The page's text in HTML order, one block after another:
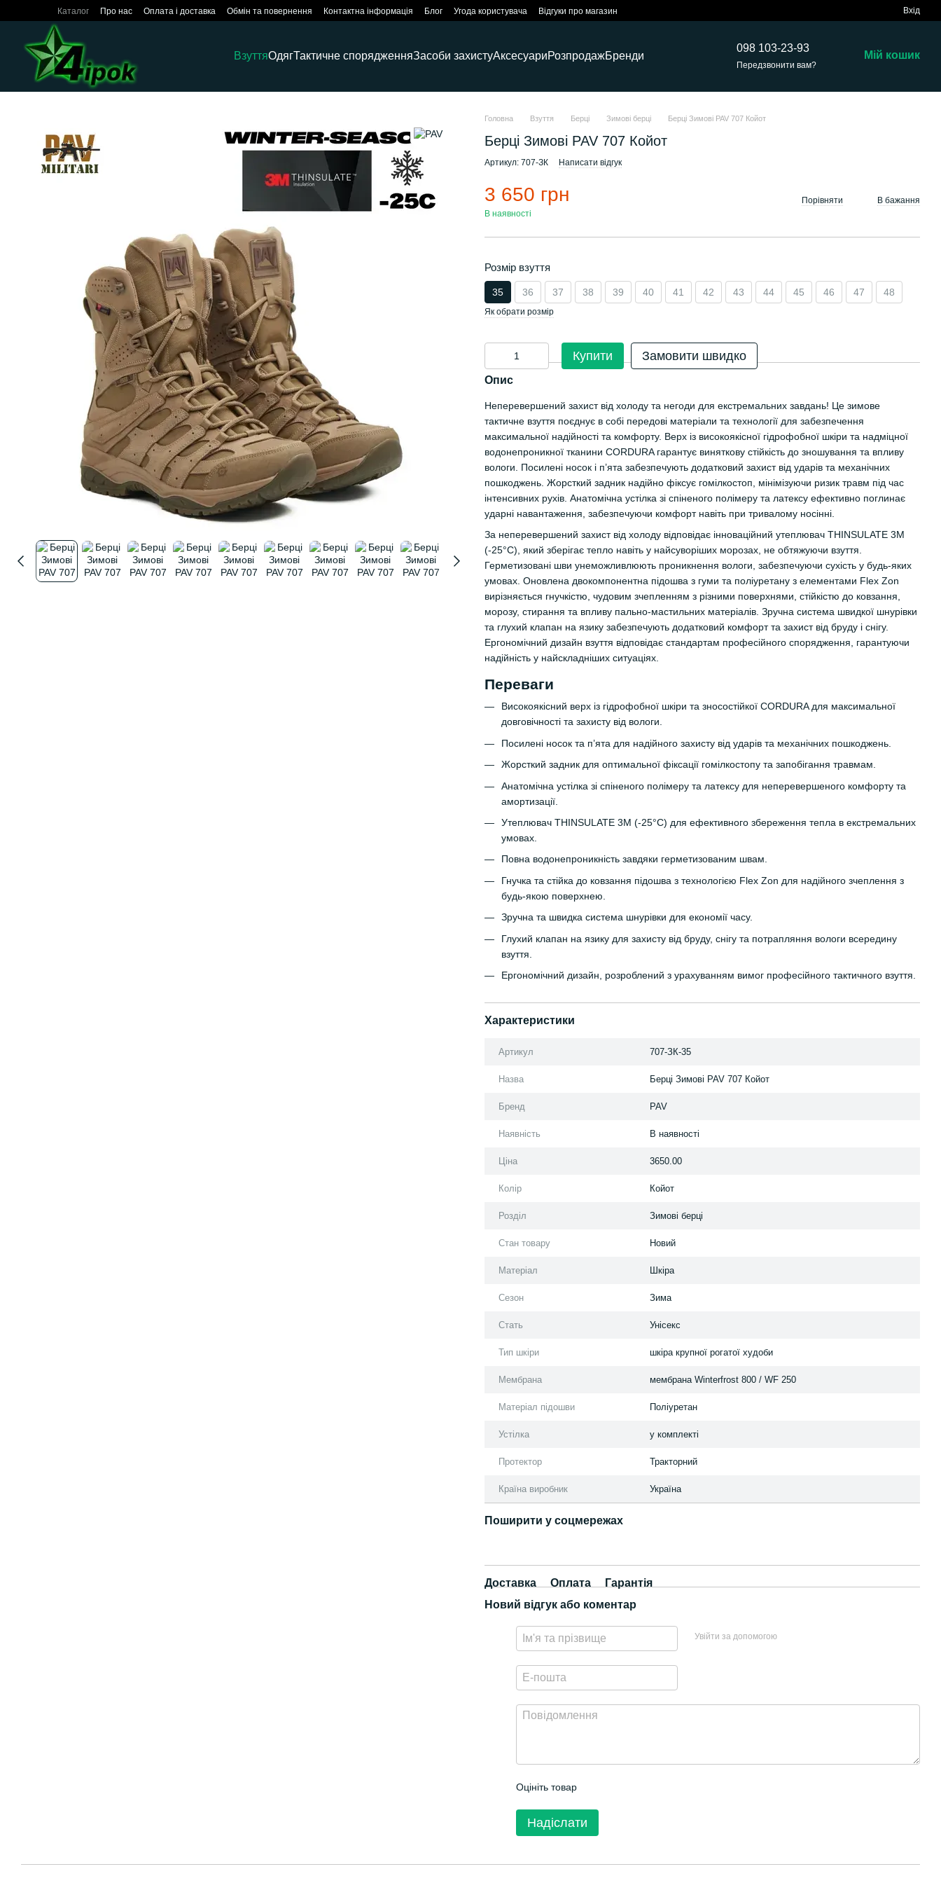
Перейти до основного контенту
Каталог Про нас Оплата і доставка Обмін та повернення Контактна інформація Блог Угода користувача Відгуки про магазин Вхід
ВзуттяОдягТактичне спорядженняЗасоби захистуАксесуариРозпродажБренди
098 103-23-93
Передзвонити вам?
Мій кошик
Головна Взуття Берці Зимові берці Берці Зимові PAV 707 Койот
Берці Зимові PAV 707 Койот
Артикул: 707-ЗК Написати відгук
3 650 грн
В наявності
Порівняти В бажання
Розмір взуття
35 36 37 38 39 40 41 42 43 44 45 46 47 48
Як обрати розмір
Купити Замовити швидко
Опис
Неперевершений захист від холоду та негоди для екстремальних завдань! Це зимове
тактичне взуття поєднує в собі передові матеріали та технології для забезпечення
максимальної надійності та комфорту. Верх із високоякісної гідрофобної шкіри та надміцної
водонепроникної тканини CORDURA гарантує виняткову стійкість до зношування та впливу
вологи. Посилені носок і п’ята забезпечують додатковий захист від ударів та механічних
пошкоджень. Жорсткий задник надійно фіксує гомілкостоп, мінімізуючи ризик травм під час
інтенсивних рухів. Анатомічна устілка зі спіненого полімеру та латексу ефективно поглинає
ударні навантаження, забезпечуючи комфорт навіть при тривалому носінні.
За неперевершений захист від холоду відповідає інноваційний утеплювач THINSULATE 3M
(-25°C), який зберігає тепло навіть у найсуворіших морозах, не обтяжуючи взуття.
Герметизовані шви унеможливлюють проникнення вологи, забезпечуючи сухість у будь-яких
умовах. Оновлена двокомпонентна підошва з гуми та поліуретану з елементами Flex Zon
вирізняється гнучкістю, чудовим зчепленням з різними поверхнями, стійкістю до ковзання,
морозу, стирання та впливу пально-мастильних матеріалів. Зручна система швидкої шнурівки
та глухий клапан на язику забезпечують додатковий комфорт та захист від бруду і снігу.
Ергономічний дизайн взуття відповідає стандартам професійного спорядження, гарантуючи
надійність у найскладніших ситуаціях.
Переваги
Високоякісний верх із гідрофобної шкіри та зносостійкої CORDURA для максимальної
довговічності та захисту від вологи.
Посилені носок та п’ята для надійного захисту від ударів та механічних пошкоджень.
Жорсткий задник для оптимальної фіксації гомілкостопу та запобігання травмам.
Анатомічна устілка зі спіненого полімеру та латексу для неперевершеного комфорту та
амортизації.
Утеплювач THINSULATE 3M (-25°C) для ефективного збереження тепла в екстремальних
умовах.
Повна водонепроникність завдяки герметизованим швам.
Гнучка та стійка до ковзання підошва з технологією Flex Zon для надійного зчеплення з
будь-якою поверхнею.
Зручна та швидка система шнурівки для економії часу.
Глухий клапан на язику для захисту від бруду, снігу та потрапляння вологи всередину
взуття.
Ергономічний дизайн, розроблений з урахуванням вимог професійного тактичного взуття.
Характеристики
Артикул 707-ЗК-35
Назва Берці Зимові PAV 707 Койот
Бренд PAV
Наявність В наявності
Ціна 3650.00
Колір Койот
Розділ Зимові берці
Стан товару Новий
Матеріал Шкіра
Сезон Зима
Стать Унісекс
Тип шкіри шкіра крупної рогатої худоби
Мембрана мембрана Winterfrost 800 / WF 250
Матеріал підошви Поліуретан
Устілка у комплекті
Протектор Тракторний
Країна виробник Україна
Поширити у соцмережах
Доставка Оплата
Гарантія
Новий відгук або коментар
Увійти за допомогою
Оцініть товар
Надіслати